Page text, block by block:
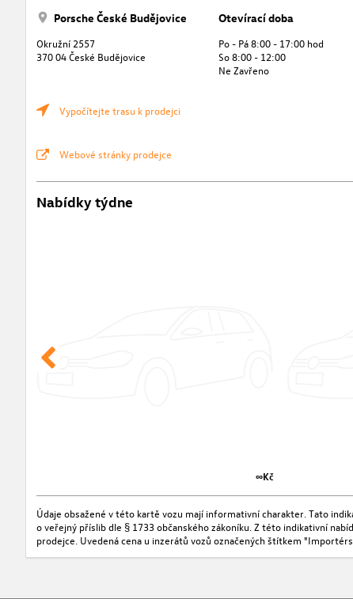
Porsche České Budějovice
Okružní 2557
370 04 České Budějovice
Vypočítejte trasu k prodejci
Webové stránky prodejce
Otevírací doba
Po - Pá 8:00 - 17:00 hod
So 8:00 - 12:00
Ne Zavřeno
Nabídky týdne
∞Kč
Údaje obsažené v této kartě vozu mají informativní charakter. Tato
o veřejný příslib dle § 1733 občanského zákoníku. Z této indikativní
prodejce. Uvedená cena u inzerátů vozů označených štítkem